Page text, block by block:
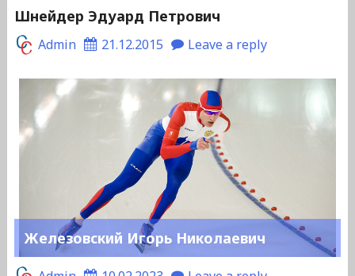
Шнейдер Эдуард Петрович
Admin 21.12.2015 Leave a reply
Железовский Игорь Николаевич